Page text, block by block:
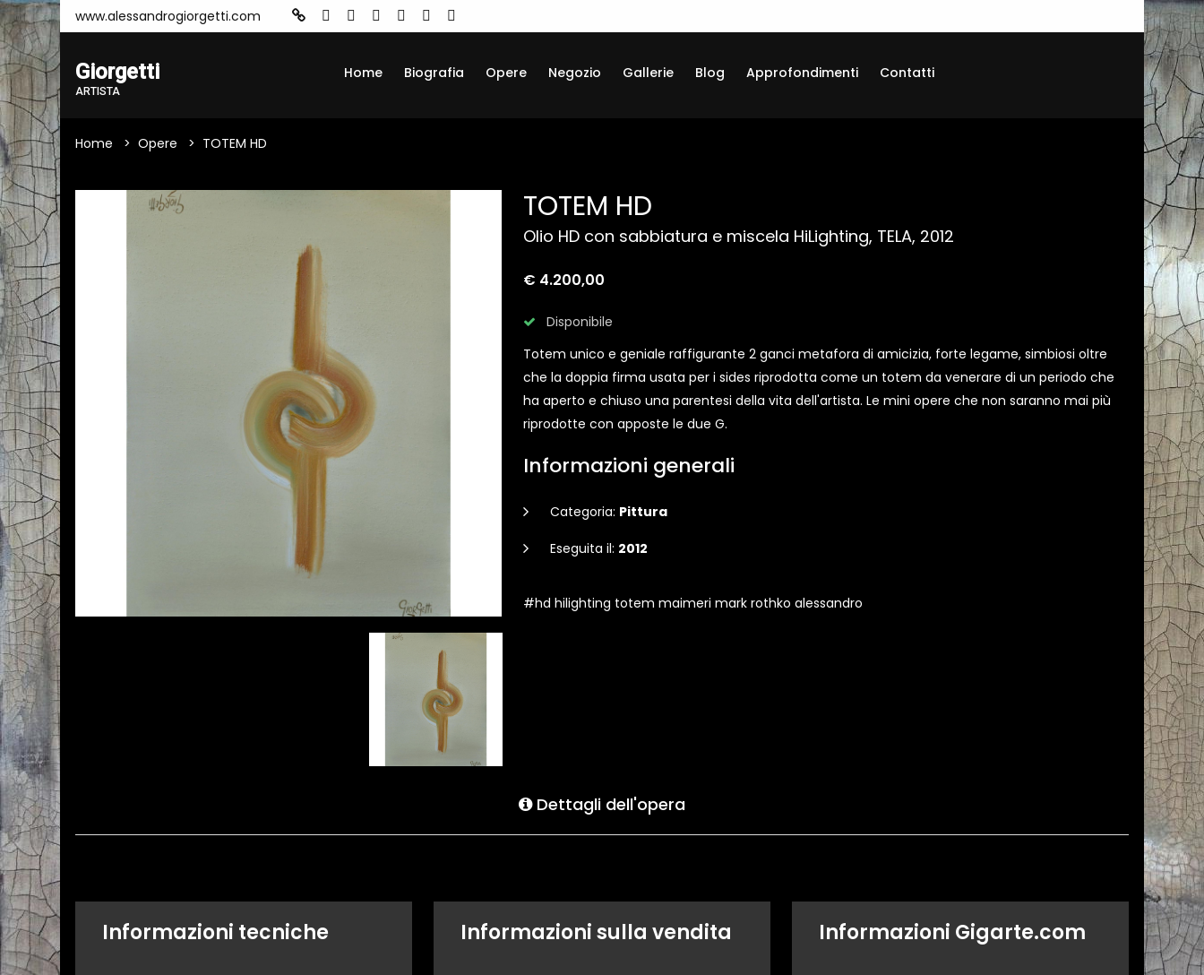
www.alessandrogiorgetti.com
Giorgetti
ARTISTA
Home Biografia Opere Negozio Gallerie Blog Approfondimenti Contatti
Home Opere TOTEM HD
TOTEM HD
Olio HD con sabbiatura e miscela HiLighting, TELA, 2012
€ 4.200,00
Disponibile
Totem unico e geniale raffigurante 2 ganci metafora di amicizia, forte legame, simbiosi oltre
che la doppia firma usata per i sides riprodotta come un totem da venerare di un periodo che
ha aperto e chiuso una parentesi della vita dell'artista. Le mini opere che non saranno mai più
riprodotte con apposte le due G.
Informazioni generali
Categoria: Pittura
Eseguita il: 2012
#hd hilighting totem maimeri mark rothko alessandro
Dettagli dell'opera
Informazioni tecniche Informazioni sulla vendita Informazioni Gigarte.com